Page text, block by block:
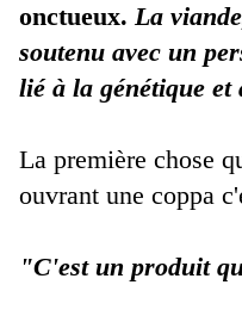
onctueux. La
soutenu avec un
lié à la génétique et
La première chose
ouvrant une coppa
"C'est un produit